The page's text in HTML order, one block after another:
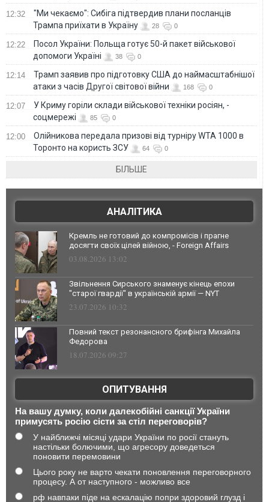
12:32
"Ми чекаємо": Сибіга підтвердив плани посланців
Трампа приїхати в Україну
28 0
12:22
Посол України: Польща готує 50-й пакет військової
допомоги Україні
38 0
12:14
Трамп заявив про підготовку США до наймасштабнішої
атаки з часів Другої світової війни
168 0
12:07
У Криму горіли склади військової техніки росіян, -
соцмережі
85 0
12:00
Олійникова передала призові від турніру WTA 1000 в
Торонто на користь ЗСУ
64 0
БІЛЬШЕ
АНАЛІТИКА
Кремль не готовий до компромісів і прагне
досягти своїх цілей війною, - Foreign Affairs
03.08.2026 13:02
Звільнення Сирського знаменує кінець епохи
"старої гвардії" в українській армії — NYT
23.07.2026 10:32
Повний текст резонансного брифінга Михайла
Федорова
18.07.2026 09:27
ОПИТУВАННЯ
На вашу думку, коли далекобійні санкції України
примусять росію сісти за стіл переговорів?
У найближчі місяці удари України по росії стануть
настільки болючими, що агресору доведеться
поновити перемовини
Цього року не варто чекати поновлення переговорного
процесу. А от наступного - можливо все
рф навпаки піде на ескалацію попри здоровий глузд і